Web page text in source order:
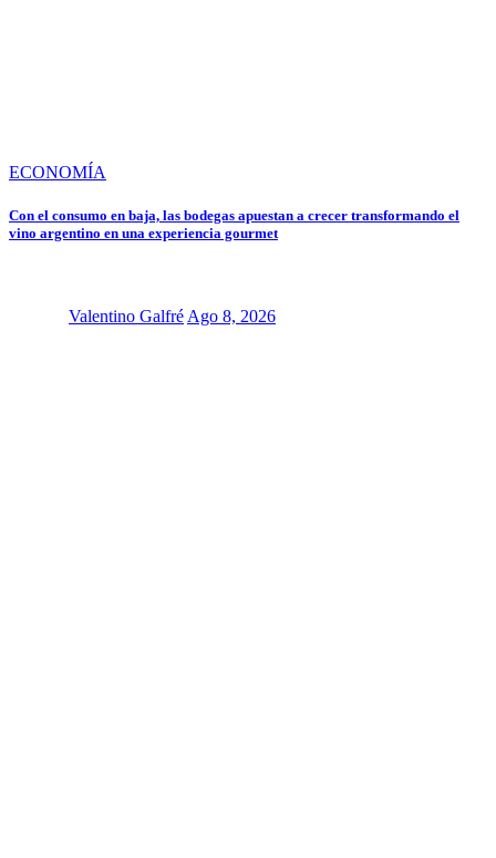
ECONOMÍA
Con el consumo en baja, las bodegas apuestan a crecer transformando el
vino argentino en una experiencia gourmet
Valentino Galfré Ago 8, 2026